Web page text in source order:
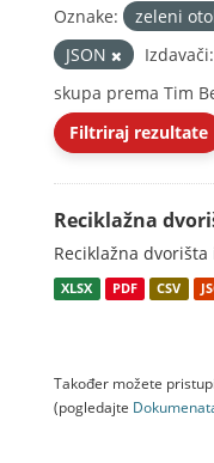
Oznake: zeleni
JSON
Izdavači:
skupa prema Tim
Filtriraj rezultate
Reciklažna
Reciklažna
XLSX PDF CSV
Također možete
(pogledajte